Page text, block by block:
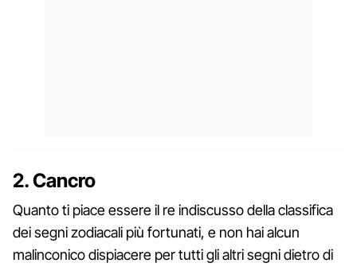
2. Cancro
Quanto ti piace essere il re indiscusso della classifica
dei segni zodiacali più fortunati, e non hai alcun
malinconico dispiacere per tutti gli altri segni dietro di